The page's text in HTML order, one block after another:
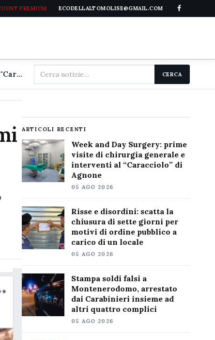
PREMIUM ECODELLALTOMOLISE@GMAIL.COM
Week and Day Surgery: prime visite di chirurgia generale e interventi al "Caracciolo" di Agnone
Cerca
nel
CERCA
ARTICOLI RECENTI
Week and Day Surgery: prime
visite di chirurgia generale e
interventi al “Caracciolo” di
Agnone
05 AGO 2026
Risse e disordini: scatta la
chiusura di sette giorni per
motivi di ordine pubblico a
carico di un locale
05 AGO 2026
Stampa soldi falsi a
Montenerodomo, arrestato
dai Carabinieri insieme ad
altri quattro complici
05 AGO 2026